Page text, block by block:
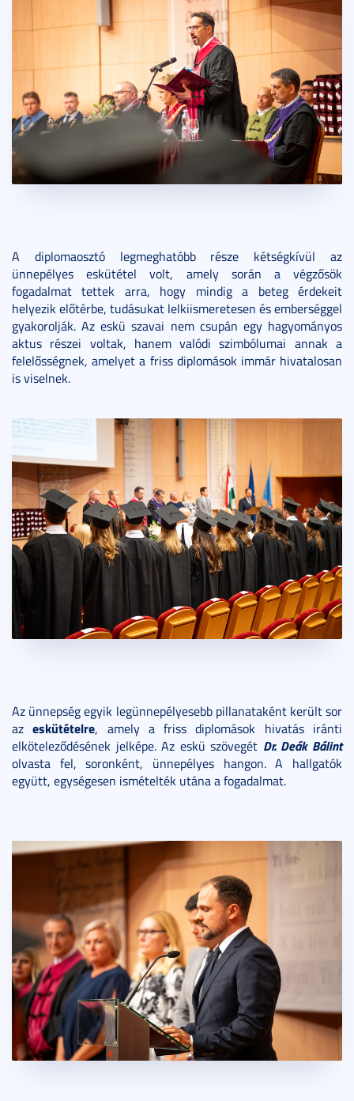
A diplomaosztó legmeghatóbb része kétségkívül az
ünnepélyes eskütétel volt, amely során a végzősök
fogadalmat tettek arra, hogy mindig a beteg érdekeit
helyezik előtérbe, tudásukat lelkiismeretesen és emberséggel
gyakorolják. Az eskü szavai nem csupán egy hagyományos
aktus részei voltak, hanem valódi szimbólumai annak a
felelősségnek, amelyet a friss diplomások immár hivatalosan
is viselnek.
Az ünnepség egyik legünnepélyesebb pillanataként került sor
azeskütételre, amely a friss diplomások hivatás iránti
elköteleződésének jelképe. Az eskü szövegét Dr. Deák Bálint
olvasta fel, soronként, ünnepélyes hangon. A hallgatók
együtt, egységesen ismételték utána a fogadalmat.